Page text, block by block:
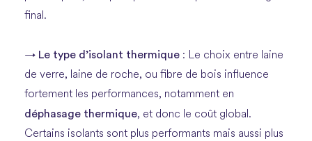
final.
→ Le type d’isolant thermique : Le choix entre laine
de verre, laine de roche, ou fibre de bois influence
fortement les performances, notamment en
déphasage thermique, et donc le coût global.
Certains isolants sont plus performants mais aussi plus